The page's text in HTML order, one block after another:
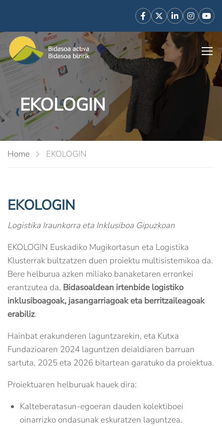
EKOLOGIN
Home EKOLOGIN
EKOLOGIN
Logistika Iraunkorra eta Inklusiboa Gipuzkoan
EKOLOGIN Euskadiko Mugikortasun eta Logistika
Klusterrak bultzatzen duen proiektu multisistemikoa da.
Bere helburua azken miliako banaketaren erronkei
erantzutea da, Bidasoaldean irtenbide logistiko
inklusiboagoak, jasangarriagoak eta berritzaileagoak
erabiliz.
Hainbat erakunderen laguntzarekin, eta Kutxa
Fundazioaren 2024 laguntzen deialdiaren barruan
sartuta, 2025 eta 2026 bitartean garatuko da proiektua.
Proiektuaren helburuak hauek dira:
Kalteberatasun-egoeran dauden kolektiboei
oinarrizko ondasunak eskuratzen laguntzea.